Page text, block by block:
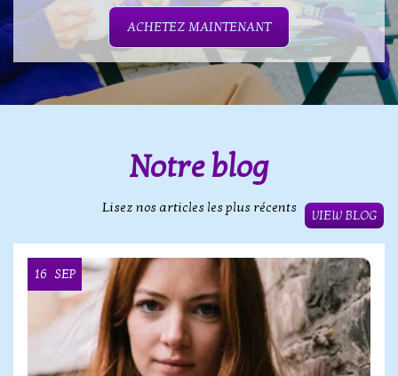
ACHETEZ MAINTENANT
Notre blog
Lisez nos articles les plus récents
VIEW BLOG
16 SEP